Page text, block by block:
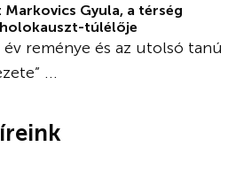
Markovics Gyula, a térség
túlélője
év reménye és az utolsó tanú
...